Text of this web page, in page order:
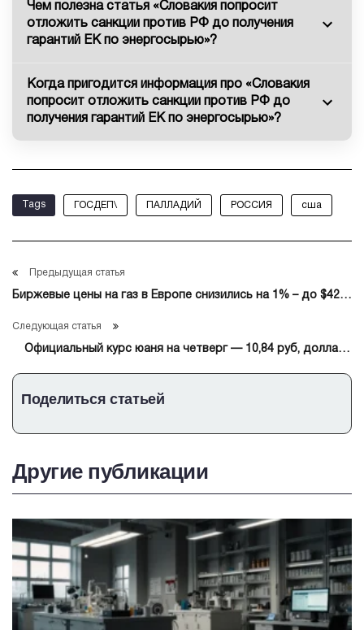
Чем полезна статья «Словакия попросит
отложить санкции против РФ до получения
гарантий ЕК по энергосырью»?
Когда пригодится информация про «Словакия
попросит отложить санкции против РФ до
получения гарантий ЕК по энергосырью»?
Tags ГОСДЕП\ ПАЛЛАДИЙ РОССИЯ сша
Предыдущая статья
Биржевые цены на газ в Европе снизились на 1% – до $425
Следующая статья
Официальный курс юаня на четверг — 10,84 руб, доллара
Поделиться статьей
Другие публикации